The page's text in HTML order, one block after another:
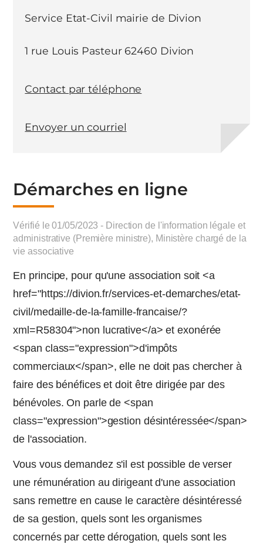
Démarches en ligne
Vérifié le 01/05/2023 - Direction de l'information légale et
administrative (Première ministre), Ministère chargé de la
vie associative
En principe, pour qu'une association soit <a
href="https://divion.fr/services-et-demarches/etat-
civil/medaille-de-la-famille-francaise/?
xml=R58304">non lucrative</a> et exonérée
<span class="expression">d'impôts
commerciaux</span>, elle ne doit pas chercher à
faire des bénéfices et doit être dirigée par des
bénévoles. On parle de <span
class="expression">gestion désintéressée</span>
de l'association.
Vous vous demandez s'il est possible de verser
une rémunération au dirigeant d'une association
sans remettre en cause le caractère désintéressé
de sa gestion, quels sont les organismes
concernés par cette dérogation, quels sont les
Service Etat-Civil mairie de Divion
1 rue Louis Pasteur 62460 Divion
Contact par téléphone
Envoyer un courriel